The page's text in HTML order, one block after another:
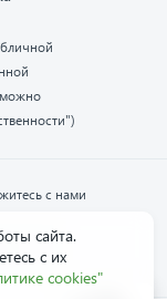
с нами
сайта.
с их
cookies"